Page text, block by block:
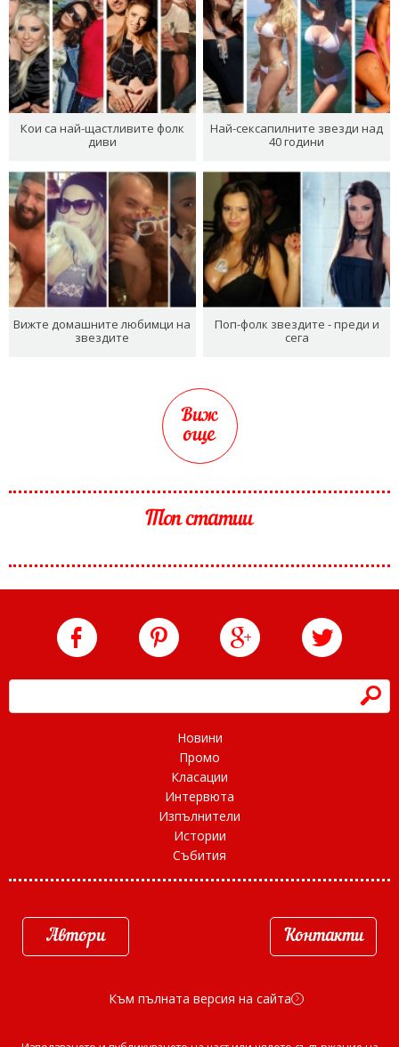
Кои са най-щастливите фолк
диви
Най-сексапилните звезди над
40 години
Вижте домашните любимци на
звездите
Поп-фолк звездите - преди и
сега
Виж
още
Топ статии
h
Новини
Промо
Класации
Интервюта
Изпълнители
Истории
Събития
Автори Контакти
Към пълната версия на сайта d